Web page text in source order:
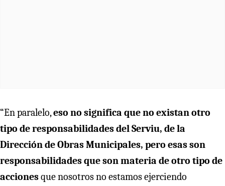
“En paralelo,eso no significa que no existan otro
tipo de responsabilidades del Serviu, de la
Dirección de Obras Municipales, pero esas son
responsabilidades que son materia de otro tipo de
accionesque nosotros no estamos ejerciendo